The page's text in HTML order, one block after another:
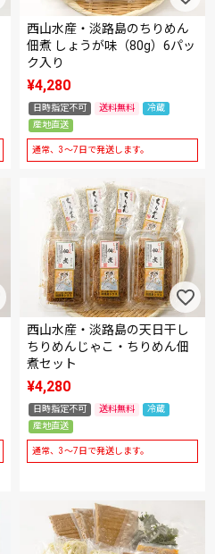
西山水産・淡路島のちりめん
佃煮 しょうが味（80g）6パッ
ク入り
¥4,280
日時指定不可 送料無料
冷蔵
産地直送
通常、3～7日で発送します。
西山水産・淡路島の天日干し
ちりめんじゃこ・ちりめん佃
煮セット
¥4,280
日時指定不可 送料無料
冷蔵
産地直送
通常、3～7日で発送します。